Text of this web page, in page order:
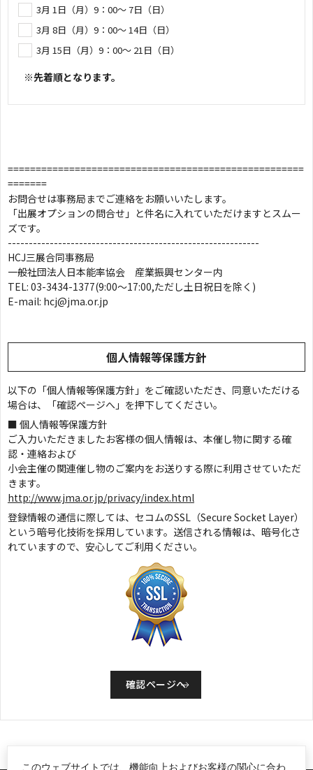
このウェブサイトでは、機能向上およびお客様の関心に合わ
3月 1日（月）9：00～ 7日（日）
3月 8日（月）9：00～ 14日（日）
3月 15日（月）9：00～ 21日（日）
※先着順となります。
=====================================================
=======
お問合せは事務局までご連絡をお願いいたします。
「出展オプションの問合せ」と件名に入れていただけますとスムー
ズです。
------------------------------------------------------------
HCJ三展合同事務局
一般社団法人日本能率協会 産業振興センター内
TEL: 03-3434-1377(9:00～17:00,ただし土日祝日を除く)
E-mail: hcj@jma.or.jp
個人情報等保護方針
以下の「個人情報等保護方針」をご確認いただき、同意いただける
場合は、「確認ページへ」を押下してください。
■ 個人情報等保護方針
ご入力いただきましたお客様の個人情報は、本催し物に関する確
認・連絡および
小会主催の関連催し物のご案内をお送りする際に利用させていただ
きます。
http://www.jma.or.jp/privacy/index.html
登録情報の通信に際しては、セコムのSSL（Secure Socket Layer）
という暗号化技術を採用しています。送信される情報は、暗号化さ
れていますので、安心してご利用ください。